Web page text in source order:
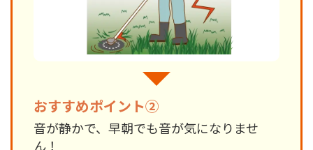
おすすめポイント②
音が静かで、早朝でも音が気になりませ
ん！